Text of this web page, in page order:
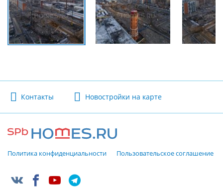
Контакты Новостройки на карте
Политика конфиденциальности Пользовательское соглашение